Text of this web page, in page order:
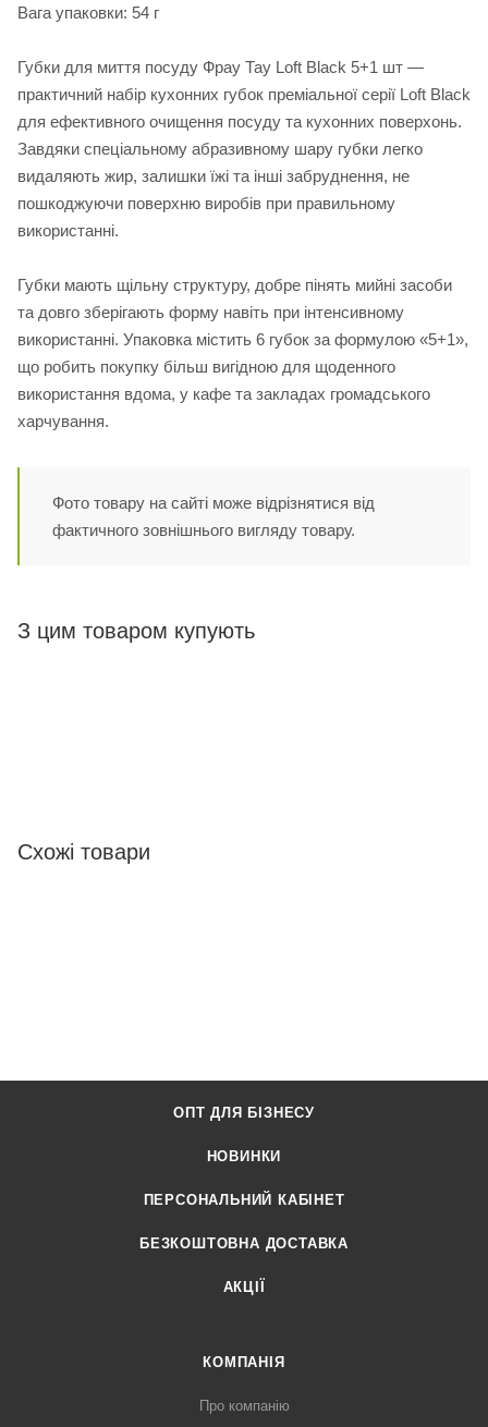
Вага упаковки: 54 г
Губки для миття посуду Фрау Тау Loft Black 5+1 шт —
практичний набір кухонних губок преміальної серії Loft Black
для ефективного очищення посуду та кухонних поверхонь.
Завдяки спеціальному абразивному шару губки легко
видаляють жир, залишки їжі та інші забруднення, не
пошкоджуючи поверхню виробів при правильному
використанні.
Губки мають щільну структуру, добре пінять мийні засоби
та довго зберігають форму навіть при інтенсивному
використанні. Упаковка містить 6 губок за формулою «5+1»,
що робить покупку більш вигідною для щоденного
використання вдома, у кафе та закладах громадського
харчування.
Фото товару на сайті може відрізнятися від
фактичного зовнішнього вигляду товару.
З цим товаром купують
Схожі товари
ОПТ ДЛЯ БІЗНЕСУ
НОВИНКИ
ПЕРСОНАЛЬНИЙ КАБІНЕТ
БЕЗКОШТОВНА ДОСТАВКА
АКЦІЇ
КОМПАНІЯ
Про компанію